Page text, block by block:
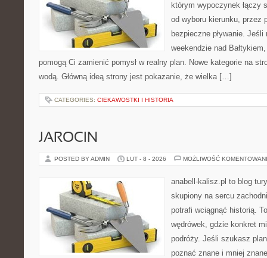
którym wypoczynek łączy
od wyboru kierunku, przez
bezpieczne pływanie.
weekendzie nad
pomogą Ci zamienić pomysł w realny plan. Nowe kategorie na
wodą. Główną ideą strony jest pokazanie, że wielka […]
CATEGORIES: CIEKAWOSTKI I HISTORIA
JAROCIN
POSTED BY ADMIN LUT - 8 - 2026 MOŻLIWOŚĆ
anabell-kalisz.pl to blog
skupiony na sercu
potrafi wciągnąć historią.
wędrówek, gdzie konkret
podróży. Jeśli szukasz
poznać znane i mniej